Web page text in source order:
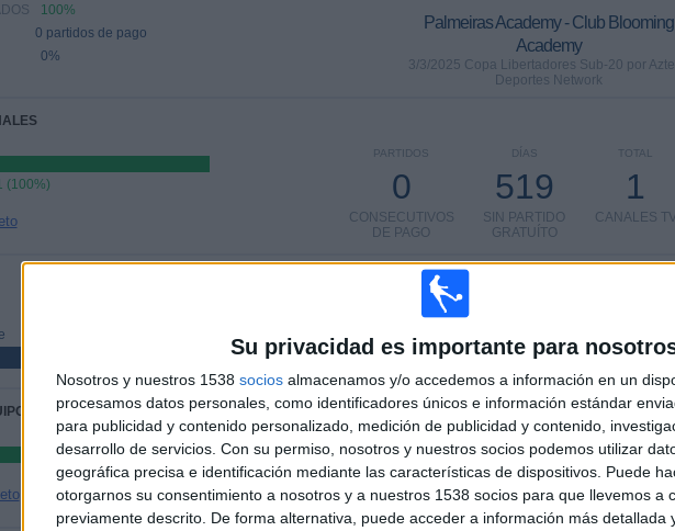
Su privacidad es importante para
Nosotros y nuestros 1538 socios almacenamos y/o accedemos a información en un
procesamos datos personales, como identificadores únicos e información estándar
para publicidad y contenido personalizado, medición de publicidad y contenido,
desarrollo de servicios. Con su permiso, nosotros y nuestros socios podemos utilizar
geográfica precisa e identificación mediante las características de dispositivos. Puede
otorgarnos su consentimiento a nosotros y a nuestros 1538 socios para que llevemos a
previamente descrito. De forma alternativa, puede acceder a información más detallada
100%
0 partidos de pago
0%
Palmeiras Academy - Club Blooming
Academy
3/3/2025 Copa Libertadores Sub-20 por
Deportes Network
(100%)
TOTAL
1
CANALES TV
DÍAS
519
SIN PARTIDO
GRATUÍTO
PARTIDOS
0
CONSECUTIVOS
DE PAGO
100%
VS Palmeiras
TOTAL
1
COMPETICIONES
1 (100%)
RANKING POR COMPETICIONES
Copa Libertadores Sub-20 1 (100%)
Ver ranking completo